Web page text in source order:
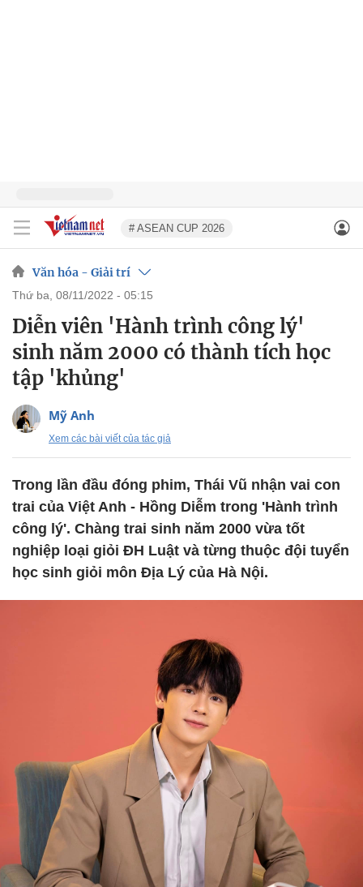
# ASEAN CUP 2026
Văn hóa - Giải trí
thứ ba, 08/11/2022 - 05:15
Diễn viên 'Hành trình công lý'
sinh năm 2000 có thành tích học
tập 'khủng'
Mỹ Anh
Xem các bài viết của tác giả
Trong lần đầu đóng phim, Thái Vũ nhận vai con
trai của Việt Anh - Hồng Diễm trong 'Hành trình
công lý'. Chàng trai sinh năm 2000 vừa tốt
nghiệp loại giỏi ĐH Luật và từng thuộc đội tuyển
học sinh giỏi môn Địa Lý của Hà Nội.